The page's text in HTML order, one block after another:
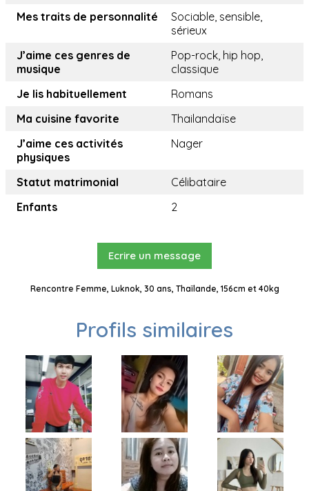
Mes traits de personnalité
Sociable, sensible,
sérieux
J’aime ces genres de
musique
Pop-rock, hip hop,
classique
Je lis habituellement
Romans
Ma cuisine favorite
Thailandaïse
J’aime ces activités
physiques
Nager
Statut matrimonial
Célibataire
Enfants
2
Ecrire un message
Rencontre Femme, Luknok, 30 ans, Thaïlande, 156cm et 40kg
Profils similaires